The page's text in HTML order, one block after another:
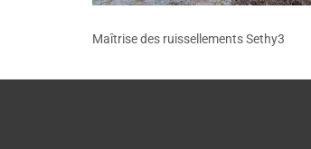
Maîtrise des ruissellements Sethy3